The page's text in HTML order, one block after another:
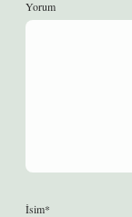
Yorum
İsim*